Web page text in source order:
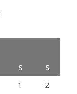
S
S
1
2